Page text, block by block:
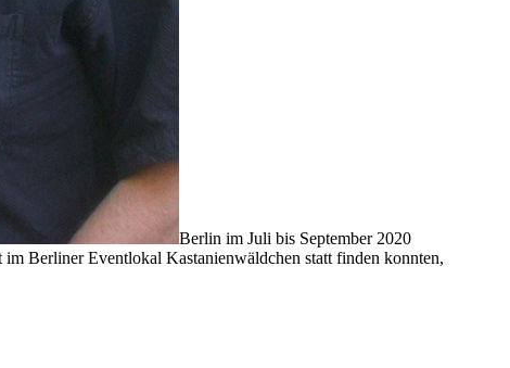
Berlin im Juli bis September 2020
Berliner Eventlokal Kastanienwäldchen statt finden konnten,